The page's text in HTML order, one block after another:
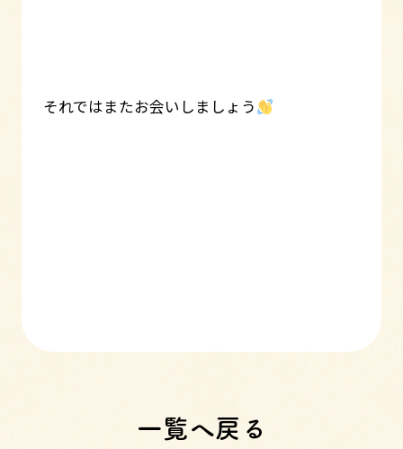
それではまたお会いしましょう
一覧へ戻る